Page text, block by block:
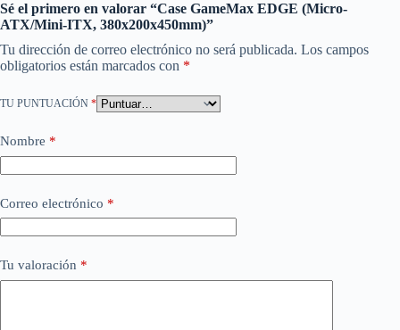
Sé el primero en valorar “Case GameMax EDGE (Micro-
ATX/Mini-ITX, 380x200x450mm)”
Tu dirección de correo electrónico no será publicada. Los campos
obligatorios están marcados con *
TU PUNTUACIÓN *
Nombre *
Correo electrónico *
Tu valoración *